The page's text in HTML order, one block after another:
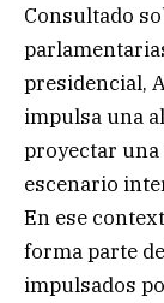
Consultado
presidencial,
impulsa una
proyectar una
escenario
En ese
forma parte
impulsados